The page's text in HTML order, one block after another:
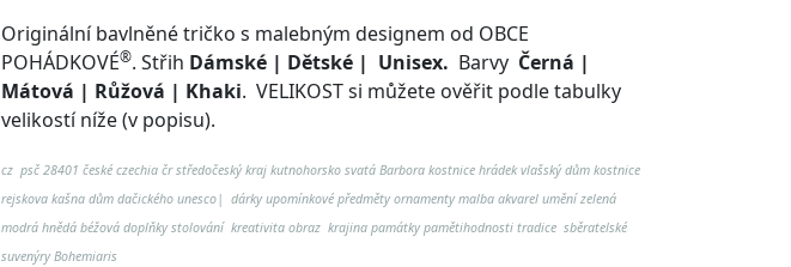
Originální bavlněné tričko s malebným designem od OBCE
POHÁDKOVÉ®. Střih Dámské | Dětské | Unisex. Barvy Černá |
Mátová | Růžová | Khaki. VELIKOST si můžete ověřit podle tabulky
velikostí níže (v popisu).
cz psč 28401 české czechia čr středočeský kraj kutnohorsko svatá Barbora kostnice hrádek vlašský dům kostnice
rejskova kašna dům dačického unesco| dárky upomínkové předměty ornamenty malba akvarel umění zelená
modrá hnědá béžová doplňky stolování kreativita obraz krajina památky pamětihodnosti tradice sběratelské
suvenýry Bohemiaris